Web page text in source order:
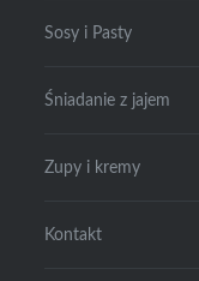
Sosy i Pasty
Śniadanie z jajem
Zupy i kremy
Kontakt